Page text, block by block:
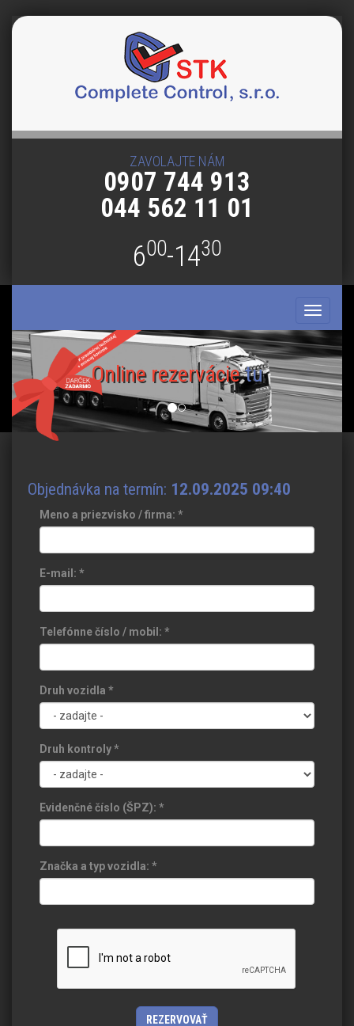
ZAVOLAJTE NÁM
0907 744 913
044 562 11 01
600-1430
Toggle
Online rezervácietu
Objednávka na termín: 12.09.2025 09:40
Meno a priezvisko / firma: *
E-mail: *
Telefónne číslo / mobil: *
Druh vozidla *
Druh kontroly*
Evidenčné číslo (ŠPZ): *
Značka a typ vozidla: *